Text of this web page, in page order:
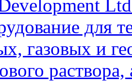
для
газовых и